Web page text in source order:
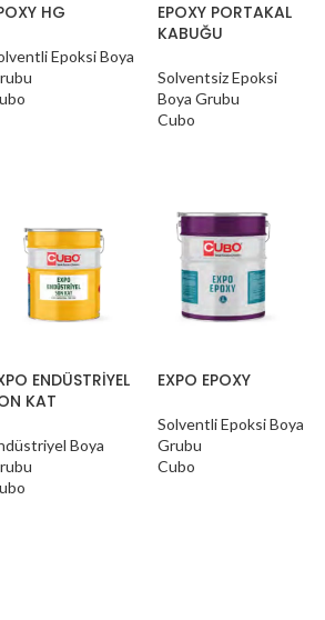
HG
Epoksi Boya
EPOXY PORTAKAL
KABUĞU
Solventsiz Epoksi
Boya Grubu
Cubo
ENDÜSTRİYEL
KAT
Boya
EXPO EPOXY
Solventli Epoksi Boya
Grubu
Cubo